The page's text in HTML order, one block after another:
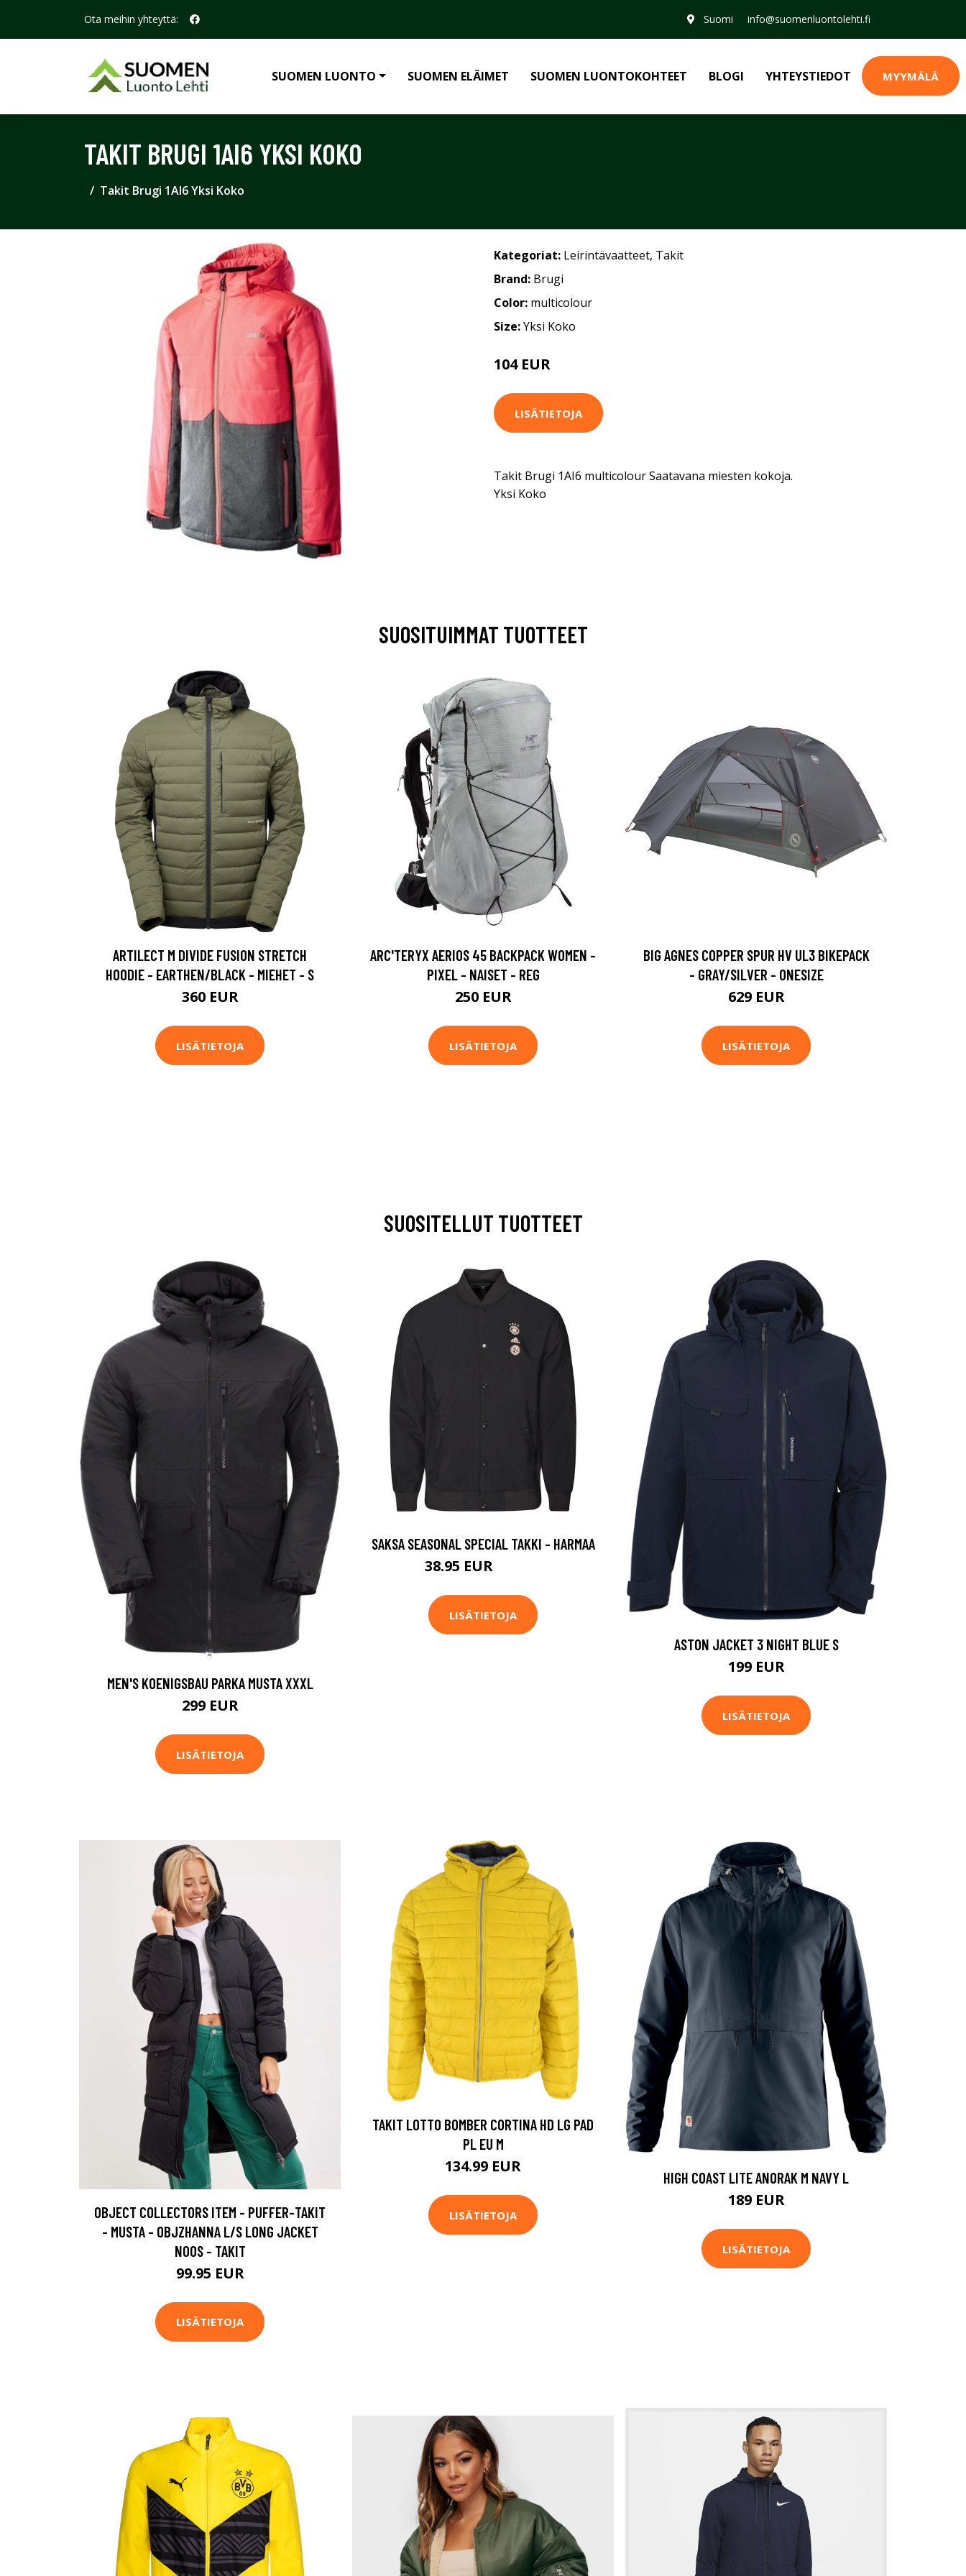
Ota meihin yhteyttä: Suomi info@suomenluontolehti.fi
SUOMEN LUONTO SUOMEN ELÄIMET SUOMEN LUONTOKOHTEET BLOGI YHTEYSTIEDOT MYYMÄLÄ
TAKIT BRUGI 1AI6 YKSI KOKO
Takit Brugi 1AI6 Yksi Koko
Kategoriat: Leirintävaatteet, Takit
Brand: Brugi
Color: multicolour
Size:Yksi Koko
104 EUR
LISÄTIETOJA
Takit Brugi 1AI6 multicolour Saatavana miesten kokoja.
Yksi Koko
SUOSITUIMMAT TUOTTEET
ARTILECT M DIVIDE FUSION STRETCH
HOODIE - EARTHEN/BLACK - MIEHET - S
360 EUR
LISÄTIETOJA
ARC'TERYX AERIOS 45 BACKPACK WOMEN -
PIXEL - NAISET - REG
250 EUR
LISÄTIETOJA
BIG AGNES COPPER SPUR HV UL3 BIKEPACK
- GRAY/SILVER - ONESIZE
629 EUR
LISÄTIETOJA
SUOSITELLUT TUOTTEET
MEN'S KOENIGSBAU PARKA MUSTA XXXL
299 EUR
LISÄTIETOJA
SAKSA SEASONAL SPECIAL TAKKI - HARMAA
38.95 EUR
LISÄTIETOJA
ASTON JACKET 3 NIGHT BLUE S
199 EUR
LISÄTIETOJA
OBJECT COLLECTORS ITEM - PUFFER-TAKIT
- MUSTA - OBJZHANNA L/S LONG JACKET
NOOS - TAKIT
99.95 EUR
LISÄTIETOJA
TAKIT LOTTO BOMBER CORTINA HD LG PAD
PL EU M
134.99 EUR
LISÄTIETOJA
HIGH COAST LITE ANORAK M NAVY L
189 EUR
LISÄTIETOJA